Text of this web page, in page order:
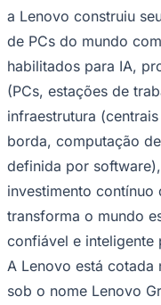
a Lenovo construiu
de PCs do mundo
habilitados para IA,
(PCs, estações de
infraestrutura
borda, computação
definida por
investimento
transforma o mundo
confiável e inteligente
A Lenovo está cotada
sob o nome Lenovo